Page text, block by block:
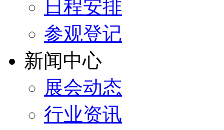
日程安排
参观登记
新闻中心
展会动态
行业资讯